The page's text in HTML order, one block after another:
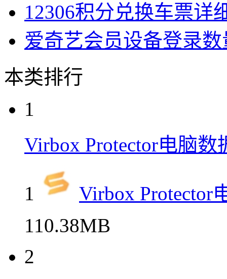
12306积分兑换车票详
爱奇艺会员设备登录数
本类排行
1
Virbox Protector电脑
1
Virbox Protector
110.38MB
2